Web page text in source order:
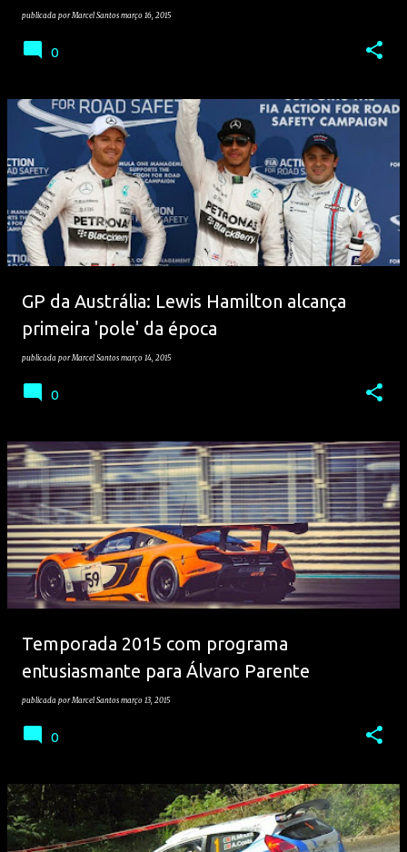
publicada porMarcel Santos março 16, 2015
0
GP da Austrália: Lewis Hamilton alcança
primeira 'pole' da época
publicada porMarcel Santos março 14, 2015
0
Temporada 2015 com programa
entusiasmante para Álvaro Parente
publicada porMarcel Santos março 13, 2015
0